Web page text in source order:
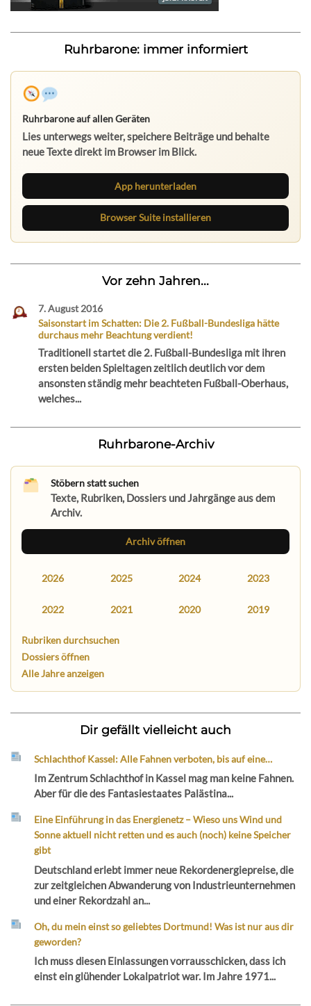
Ruhrbarone: immer informiert
Ruhrbarone auf allen Geräten
Lies unterwegs weiter, speichere Beiträge und behalte
neue Texte direkt im Browser im Blick.
App herunterladen
Browser Suite installieren
Vor zehn Jahren...
7. August 2016
Saisonstart im Schatten: Die 2. Fußball-Bundesliga hätte
durchaus mehr Beachtung verdient!
Traditionell startet die 2. Fußball-Bundesliga mit ihren
ersten beiden Spieltagen zeitlich deutlich vor dem
ansonsten ständig mehr beachteten Fußball-Oberhaus,
welches...
Ruhrbarone-Archiv
Stöbern statt suchen
Texte, Rubriken, Dossiers und Jahrgänge aus dem
Archiv.
Archiv öffnen
2026 2025 2024 2023
2022 2021 2020 2019
Rubriken durchsuchen
Dossiers öffnen
Alle Jahre anzeigen
Dir gefällt vielleicht auch
Schlachthof Kassel: Alle Fahnen verboten, bis auf eine…
Im Zentrum Schlachthof in Kassel mag man keine Fahnen.
Aber für die des Fantasiestaates Palästina...
Eine Einführung in das Energienetz – Wieso uns Wind und
Sonne aktuell nicht retten und es auch (noch) keine Speicher
gibt
Deutschland erlebt immer neue Rekordenergiepreise, die
zur zeitgleichen Abwanderung von Industrieunternehmen
und einer Rekordzahl an...
Oh, du mein einst so geliebtes Dortmund! Was ist nur aus dir
geworden?
Ich muss diesen Einlassungen vorrausschicken, dass ich
einst ein glühender Lokalpatriot war. Im Jahre 1971...